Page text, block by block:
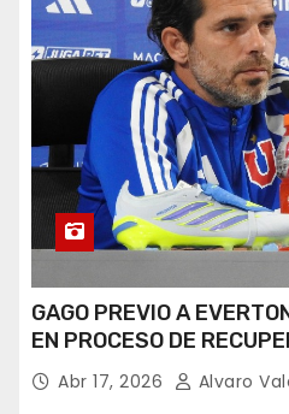
GAGO PREVIO A
EN PROCESO DE
Abr 17, 2026 Alvaro